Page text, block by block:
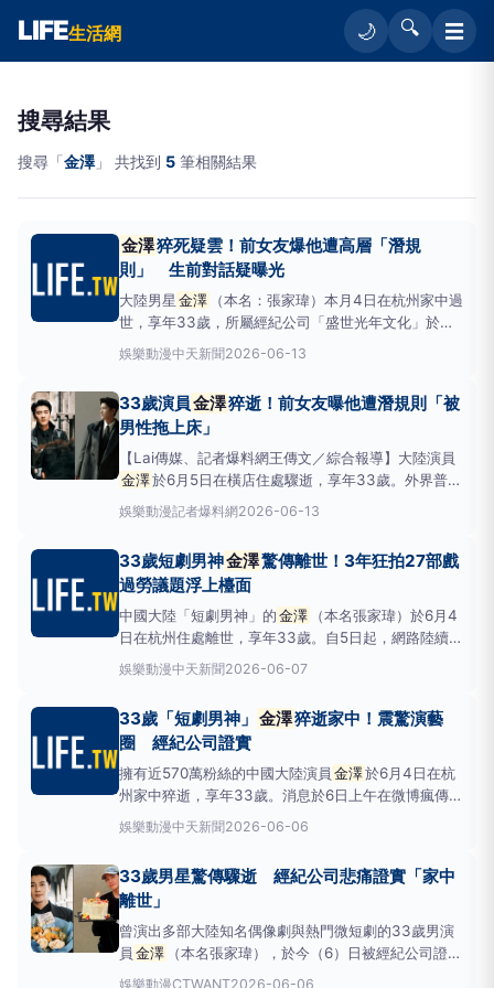
LIFE生活網 🌙 🔍 ☰
搜尋結果
搜尋「金澤」 共找到 5 筆相關結果
金澤猝死疑雲！前女友爆他遭高層「潛規
則」 生前對話疑曝光
大陸男星金澤
（本名：張家瑋）本月4日在杭州家中過
世，享年33歲，所屬經紀公司「盛世光年文化」於上
週證實此訊，但未對死因詳細說明。其前女友李子鋒
13日在抖音分享疑似兩人生前對話紀錄，內容涉及遭
月4日在杭州家中猝逝，享年33歲。（圖／翻攝盛世
光年文化 微博
娛樂動漫中天新聞2026-06-13
33歲演員金澤猝逝！前女友曝他遭潛規則「被
男性拖上床」
【Lai傳媒、記者爆料網王傳文／綜合報導】大陸演員
金澤於6月5日在橫店住處驟逝，享年33歲。外界普遍
認為其死因與長期高強度工作導致的心肌梗塞有關，消
息曝光後震驚演藝圈。近日，自稱其前女友、電影《日
露金澤長期處於超時工作與身心壓力之下，引發外界
高度關注
娛樂動漫記者爆料網2026-06-13
33歲短劇男神金澤驚傳離世！3年狂拍27部戲
過勞議題浮上檯面
中國大陸「短劇男神」的金澤
（本名張家瑋）於6月4
日在杭州住處離世，享年33歲。自5日起，網路陸續傳
出他在橫店猝逝的消息，各家媒體也相繼跟進報導，直
到6日經紀公司發布悼念聲明證實噩耗，雖未對死因多
已。中國大陸男星金澤於6月4日在住處離世，享年33
歲。(圖/
娛樂動漫中天新聞2026-06-07
33歲「短劇男神」 金澤猝逝家中！震驚演藝
圈 經紀公司證實
擁有近570萬粉絲的中國大陸演員 金澤於6月4日在杭
州家中猝逝，享年33歲。消息於6日上午在微博瘋傳，
經紀公司盛世光年文化隨後發布聲明，正式證實這起噩
耗，震驚演藝圈。
張家瑋，1993年1月30日出生，他以模特兒身分出
道，曾
娛樂動漫中天新聞2026-06-06
33歲男星驚傳驟逝 經紀公司悲痛證實「家中
離世」
曾演出多部大陸知名偶像劇與熱門微短劇的33歲男演
員 金澤
（本名張家瑋），於今（6）日被經紀公司證實
死訊，他在6月4日於杭州家中不幸離世。消息一出隨
娛樂動漫CTWANT2026-06-06